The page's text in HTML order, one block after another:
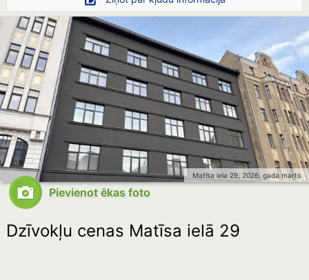
Matīsa iela 29, 2026. gada marts
Pievienot ēkas foto
Dzīvokļu cenas Matīsa ielā 29